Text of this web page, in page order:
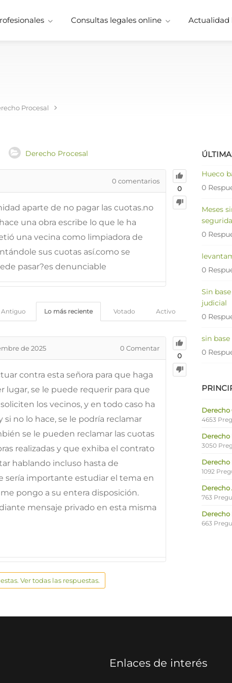
Consultas legales online Actualidad
Procesal
Derecho Procesal
0
0 comentarios
aparte de no pagar las cuotas.no
una obra escribe lo que le ha
una vecina como limpiadora de
sus cuotas así.como se
pasar?es denunciable
Activo
Votado
Lo más reciente
Antiguo
0
de 2025 0 Comentar
contra esta señora para que haga
lugar, se le puede requerir para que
los vecinos, y en todo caso ha
si no lo hace, se le podría reclamar
se le pueden reclamar las cuotas
realizadas y que exhiba el contrato
hablando incluso hasta de
sería importante estudiar el tema en
pongo a su entera disposición.
mensaje privado en esta misma
Ver todas las respuestas.
Hueco
0
Meses
0
0
Sin
judicial
0
sin
0
Derecho
4653
Derecho
3050
Derecho
1092
763
Derecho
663
Enlaces de interés